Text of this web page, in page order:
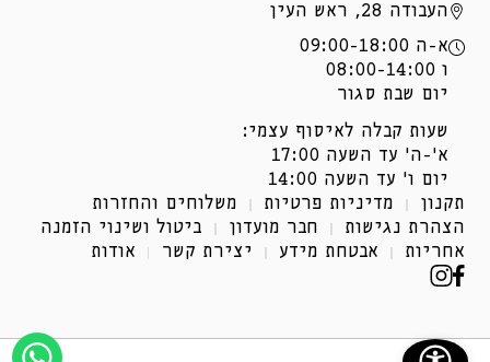
תקנון מדיניות פרטיות
משלוחים והחזרות
הצהרת נגישות
חבר מועדון
ביטול ושינוי הזמנה
אחריות
אבטחת מידע יצירת קשר אודות
פייסבוק
בחלון
אינסטגרם
בחלון
העבודה 28, ראש העין
א-ה 09:00-18:00
ו 08:00-14:00
יום שבת סגור
שעות קבלה לאיסוף עצמי:
א'-ה' עד השעה 17:00
יום ו' עד השעה 14:00